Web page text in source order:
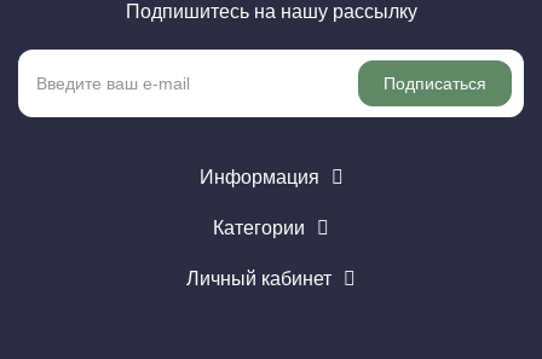
Подпишитесь на нашу рассылку
Подписаться
Информация
Категории
Личный кабинет